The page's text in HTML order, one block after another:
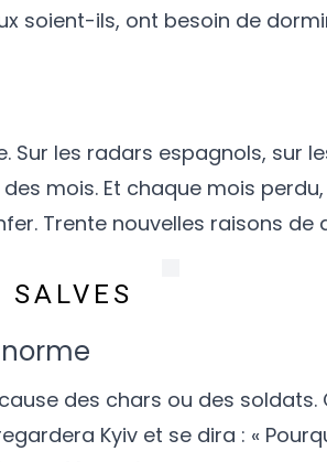
soient-ils, ont besoin de
Sur les radars espagnols, sur
mois. Et chaque mois perdu,
Trente nouvelles raisons de
SALVES
des chars ou des
Kyiv et se dira : «